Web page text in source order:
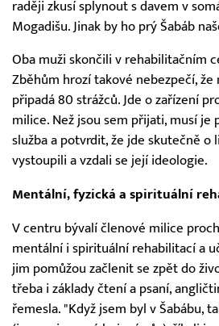
raději zkusí splynout s davem v
Mogadišu. Jinak by ho prý Šabáb
Oba muži skončili v rehabilitačním
Zběhům hrozí takové nebezpečí, že
připadá 80 strážců. Jde o zařízení
milice. Než jsou sem přijati, musí je
služba a potvrdit, že jde skutečně o
vystoupili a vzdali se její ideologie.
Mentální, fyzická a spirituální
V centru bývalí členové milice
mentální i spirituální rehabilitací a
jim pomůžou začlenit se zpět do
třeba i základy čtení a psaní,
řemesla. "Když jsem byl v Šabábu,